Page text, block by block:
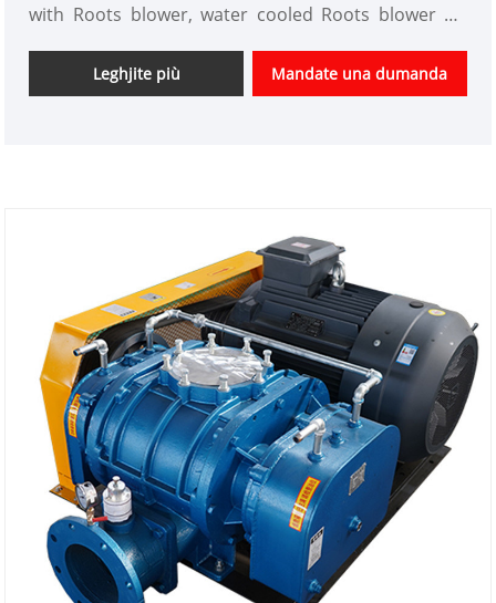
with Roots blower, water cooled Roots blower pò
cuscinetti è ingranaggi dopu a stallazione di un
sistema di raffreddamentu acqua. . Dopu chì u
Leghjite più Mandate una dumanda